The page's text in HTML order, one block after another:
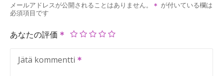
メールアドレスが公開されることはありません。
が付いている欄は
必須項目です
あなたの評価
Jätä kommentti